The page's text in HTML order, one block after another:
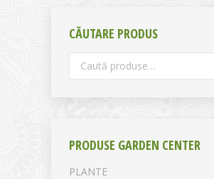
CĂUTARE PRODUS
PRODUSE GARDEN CENTER
PLANTE